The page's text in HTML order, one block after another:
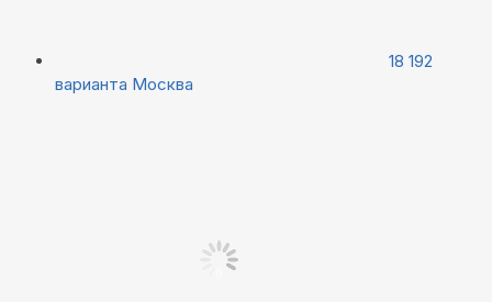
18 192
варианта Москва